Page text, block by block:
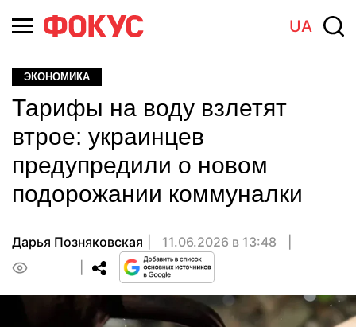
UA
ЭКОНОМИКА
Тарифы на воду взлетят
втрое: украинцев
предупредили о новом
подорожании коммуналки
Дарья Позняковская
11.06.2026 в 13:48